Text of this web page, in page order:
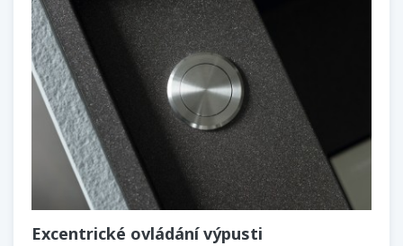
Excentrické ovládání výpusti